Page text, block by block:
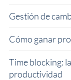
Gestión de
Cómo ganar
Time blocking:
productividad